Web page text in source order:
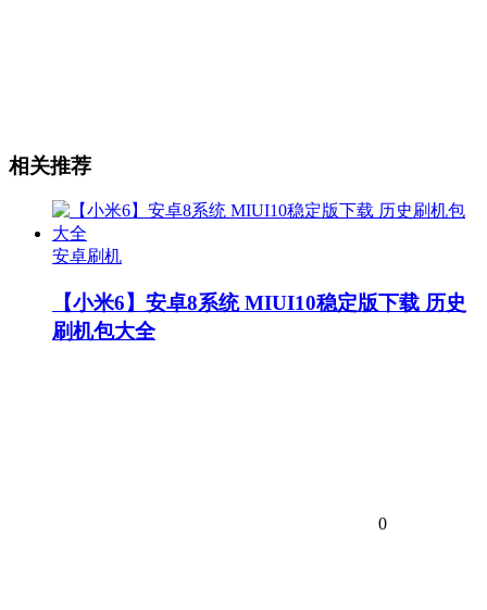
相关推荐
安卓刷机
【小米6】安卓8系统 MIUI10稳定版下载 历史
刷机包大全
0